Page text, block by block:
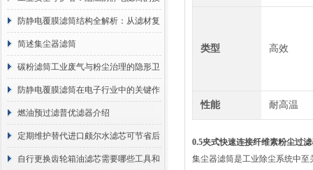
术原理与应用解析
防静电覆膜滤筒结构全解析：从滤材复
合到整体成型
简述集尘器滤筒
碳粉滤筒工业废气与粉尘治理的隐形卫
士
防静电覆膜滤筒在电子行业中的关键作
用
燃油预过滤普优滤器介绍
定期维护替代进口颇尔水滤芯可节省后
续更换成本
自行更换齿轮箱油滤芯需要哪些工具和
类型 高效
性能 耐高温
0.5夹式快速连接纤维素粉尘过
集尘器滤筒是工业除尘系统中